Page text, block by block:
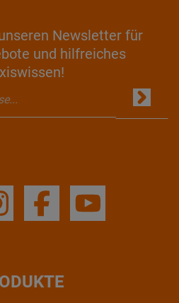
Newsletter für
und hilfreiches